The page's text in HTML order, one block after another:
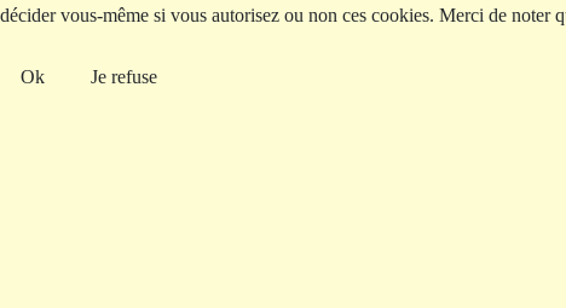
décider vous-même si vous autorisez ou non ces cookies. Merci de noter
Ok Je refuse